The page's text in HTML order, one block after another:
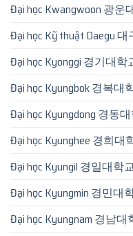
Đại học Kwangwoon 광운
Đại học Kỹ thuật Daegu
Đại học Kyonggi 경기대학
Đại học Kyungbok 경복대
Đại học Kyungdong 경동
Đại học Kyunghee 경희대
Đại học Kyungil 경일대학
Đại học Kyungmin 경민대
Đại học Kyungnam 경남대